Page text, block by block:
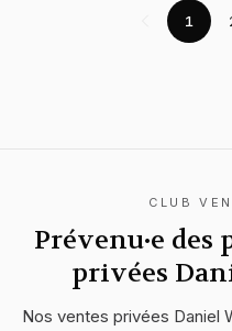
1
CLUB
Prévenu·e
privées
Nos ventes privées Daniel